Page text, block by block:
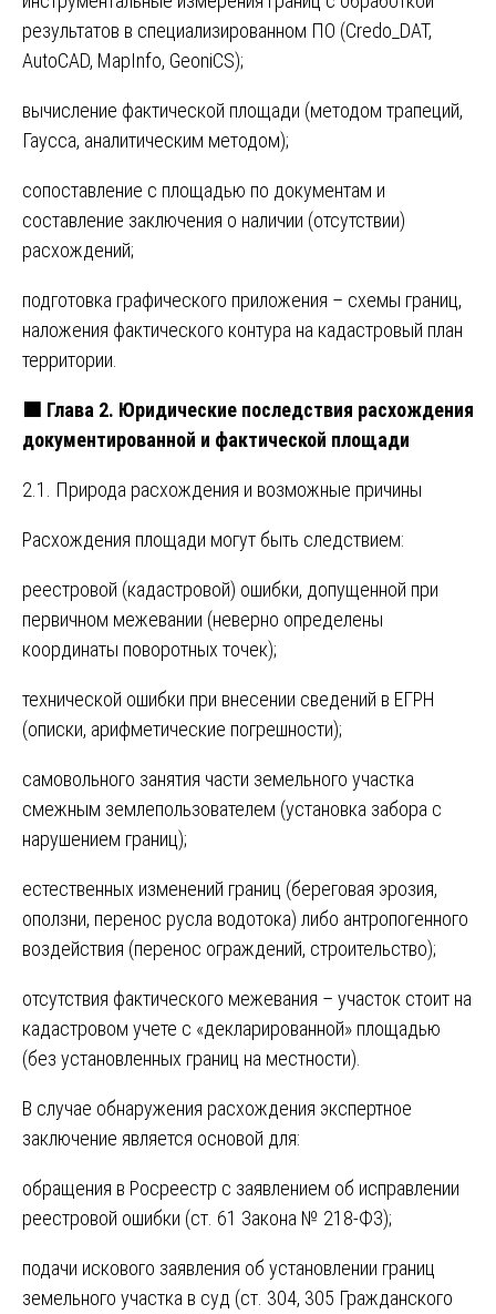
результатов в специализированном ПО (Credo_DAT,
AutoCAD, MapInfo, GeoniCS);
вычисление фактической площади (методом трапеций,
Гаусса, аналитическим методом);
сопоставление с площадью по документам и
составление заключения о наличии (отсутствии)
расхождений;
подготовка графического приложения – схемы границ,
наложения фактического контура на кадастровый план
территории.
🟩 Глава 2. Юридические последствия расхождения
документированной и фактической площади
2.1. Природа расхождения и возможные причины
Расхождения площади могут быть следствием:
реестровой (кадастровой) ошибки, допущенной при
первичном межевании (неверно определены
координаты поворотных точек);
технической ошибки при внесении сведений в ЕГРН
(описки, арифметические погрешности);
самовольного занятия части земельного участка
смежным землепользователем (установка забора с
нарушением границ);
естественных изменений границ (береговая эрозия,
оползни, перенос русла водотока) либо антропогенного
воздействия (перенос ограждений, строительство);
отсутствия фактического межевания – участок стоит на
кадастровом учете с «декларированной» площадью
(без установленных границ на местности).
В случае обнаружения расхождения экспертное
заключение является основой для:
обращения в Росреестр с заявлением об исправлении
реестровой ошибки (ст. 61 Закона № 218-ФЗ);
подачи искового заявления об установлении границ
земельного участка в суд (ст. 304, 305 Гражданского